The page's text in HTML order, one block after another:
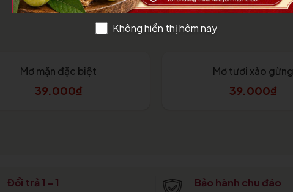
Mơ mặn đặc biệt
39.000₫
Mơ tươi xào gừng
39.000₫
Đổi trả 1 - 1 Bảo hành chu đáo
Không hiển thị hôm nay